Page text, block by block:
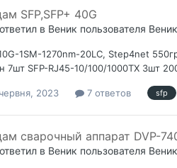
SFP,SFP+ 40G
в Веник пользователя Веник
1SM-1270nm-20LC, Step4net
7шт SFP-RJ45-10/100/1000TX 3шт
2023 7 ответов sfp
сварочный аппарат DVP-
в Веник пользователя Веник